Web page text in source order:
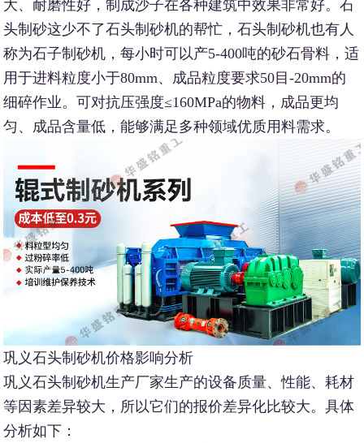
大、耐磨性好，制成沙子在各种建筑中效果非常好。石
头制砂这少不了石头制砂机的帮忙，石头制砂机也有人
称为石子制砂机，每小时可以产5-400吨的砂石骨料，适
用于进料粒度小于80mm、成品粒度要求50目-20mm的
细碎作业。可对抗压强度≤160MPa的物料，成品更均
匀、成品含量低，能够满足多种领域优质用料需求。
巩义石头制砂机价格影响分析
巩义石头制砂机生产厂家生产的设备质量、性能、耗材
等因素差异较大，所以它们的报价差异化比较大。具体
分析如下：